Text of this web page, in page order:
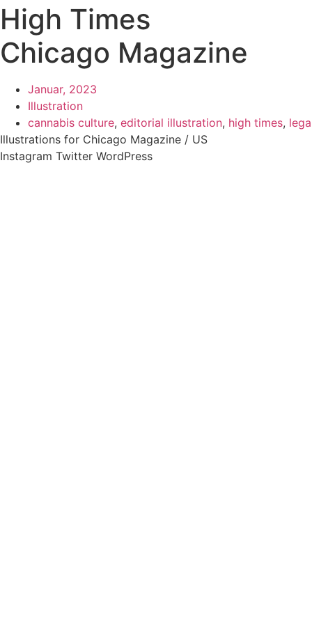
High Times
Chicago Magazine
Januar, 2023
Illustration
cannabis culture, editorial illustration, high times,
Illustrations for Chicago Magazine / US
Instagram Twitter WordPress